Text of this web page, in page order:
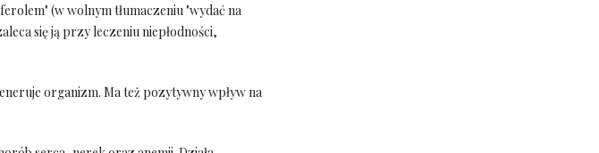
(w wolnym tłumaczeniu "wydać na
się ją przy leczeniu niepłodności,
organizm. Ma też pozytywny wpływ na